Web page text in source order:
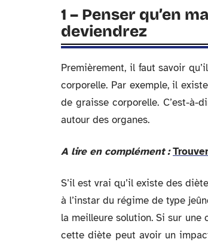
1 – Penser qu’en
deviendrez
Premièrement, il faut savoir
corporelle. Par exemple, il
de graisse corporelle. C’est-à-
autour des organes.
A lire en complément :
S’il est vrai qu’il existe des
à l’instar du régime de type
la meilleure solution. Si sur
cette diète peut avoir un